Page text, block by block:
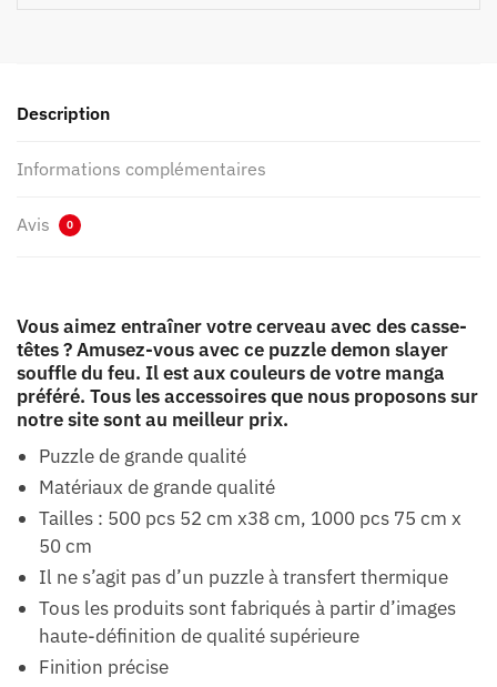
Description
Informations complémentaires
Avis 0
Vous aimez entraîner votre cerveau avec des casse-
têtes ? Amusez-vous avec ce puzzle demon slayer
souffle du feu. Il est aux couleurs de votre manga
préféré. Tous les accessoires que nous proposons sur
notre site sont au meilleur prix.
Puzzle de grande qualité
Matériaux de grande qualité
Tailles : 500 pcs 52 cm x38 cm, 1000 pcs 75 cm x
50 cm
Il ne s’agit pas d’un puzzle à transfert thermique
Tous les produits sont fabriqués à partir d’images
haute-définition de qualité supérieure
Finition précise